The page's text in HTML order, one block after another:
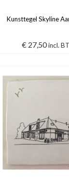
Kunsttegel Skyline
€ 27,50incl.